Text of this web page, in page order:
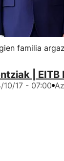
familia
| EITB
10/17 - 07:00